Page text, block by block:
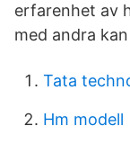
erfarenhet av
med andra
Tata
Hm modell